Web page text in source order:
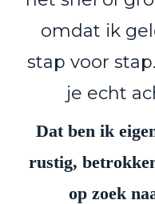
omdat ik
stap voor
je echt
Dat ben ik
rustig,
op zoek